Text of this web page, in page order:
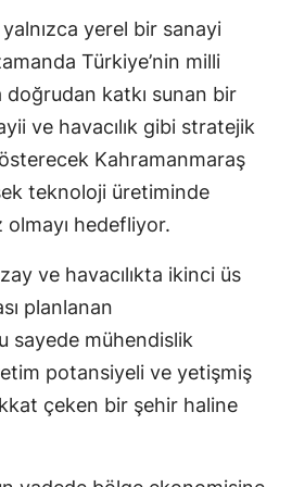
yerel bir sanayi
Türkiye’nin milli
katkı sunan bir
ve havacılık gibi stratejik
Kahramanmaraş
teknoloji üretiminde
hedefliyor.
ve havacılıkta ikinci üs
planlanan
sayede mühendislik
potansiyeli ve yetişmiş
çeken bir şehir haline